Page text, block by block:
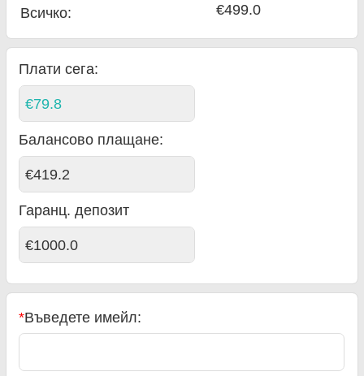
Всичко: €499.0
Плати сега:
€79.8
Балансово плащане:
€419.2
Гаранц. депозит
€1000.0
*Въведете имейл: